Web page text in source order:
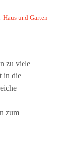
Haus und Garten
zu viele
in die
zum